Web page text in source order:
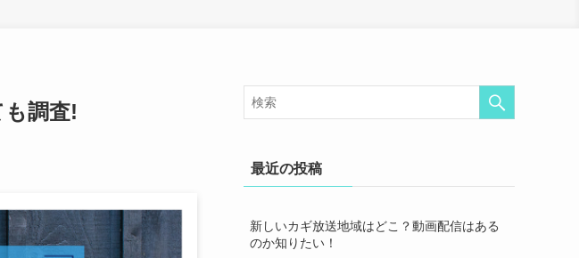
調査!
最近の投稿
新しいカギ放送地域はどこ？動画配信はある
のか知りたい！